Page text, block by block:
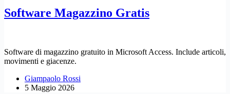
Software Magazzino Gratis
Software di magazzino gratuito in Microsoft Access. Include articoli,
movimenti e giacenze.
Giampaolo Rossi
5 Maggio 2026